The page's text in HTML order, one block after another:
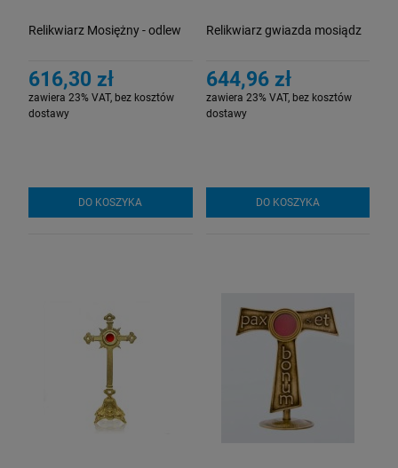
Relikwiarz Mosiężny - odlew
616,30 zł
zawiera 23% VAT, bez kosztów
dostawy
DO KOSZYKA
Relikwiarz gwiazda mosiądz
644,96 zł
zawiera 23% VAT, bez kosztów
dostawy
DO KOSZYKA